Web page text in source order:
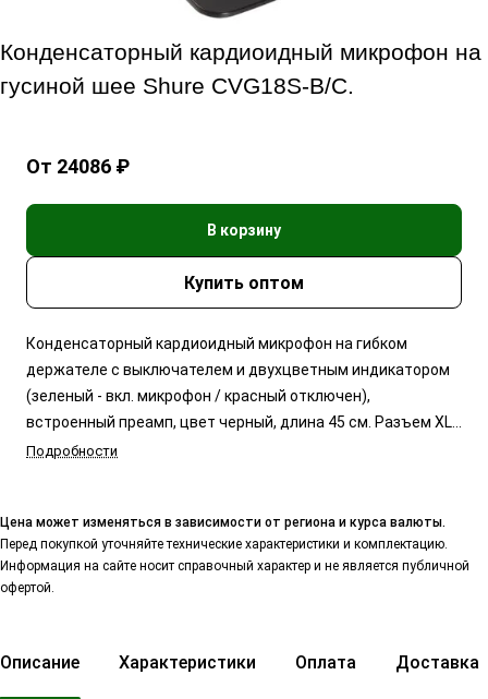
Конденсаторный кардиоидный микрофон на
гусиной шее Shure CVG18S-B/C.
От 24086 ₽
В корзину
Конденсаторный кардиоидный микрофон на гибком
держателе с выключателем и двухцветным индикатором
(зеленый - вкл. микрофон / красный отключен),
встроенный преамп, цвет черный, длина 45 см. Разъем XLR
3 pin.
Подробности
Цена может изменяться в зависимости от региона и курса валюты.
Перед покупкой уточняйте технические характеристики и комплектацию.
Информация на сайте носит справочный характер и не является публичной
офертой.
Описание Характеристики Оплата Доставка